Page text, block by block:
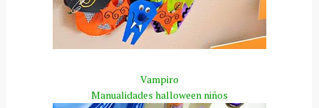
Vampiro
Manualidades halloween niños